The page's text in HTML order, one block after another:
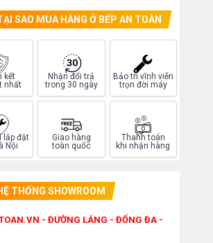
SAO MUA HÀNG Ở BẾP AN TOÀN
kết
nhất
Nhận đổi trả
trong 30 ngày
Bảo trì vĩnh viễn
trọn đời máy
lắp đặt
Nội
Giao hàng
toàn quốc
Thanh toán
khi nhận hàng
THỐNG SHOWROOM
- ĐƯỜNG LÁNG - ĐỐNG ĐA -